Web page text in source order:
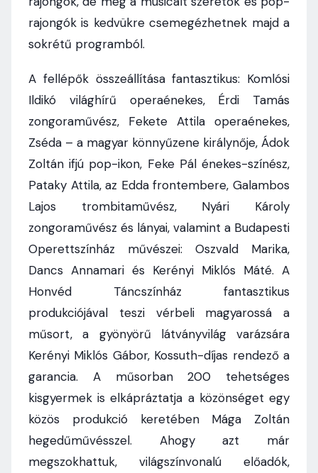
rajongók is kedvükre csemegézhetnek majd a
sokrétű programból.
A fellépők összeállítása fantasztikus: Komlósi
Ildikó világhírű operaénekes, Érdi Tamás
zongoraművész, Fekete Attila operaénekes,
Zséda – a magyar könnyűzene királynője, Ádok
Zoltán ifjú pop-ikon, Feke Pál énekes-színész,
Pataky Attila, az Edda frontembere, Galambos
Lajos trombitaművész, Nyári Károly
zongoraművész és lányai, valamint a Budapesti
Operettszínház művészei: Oszvald Marika,
Dancs Annamari és Kerényi Miklós Máté. A
Honvéd Táncszínház fantasztikus
produkciójával teszi vérbeli magyarossá a
műsort, a gyönyörű látványvilág varázsára
Kerényi Miklós Gábor, Kossuth-díjas rendező a
garancia. A műsorban 200 tehetséges
kisgyermek is elkápráztatja a közönséget egy
közös produkció keretében Mága Zoltán
hegedűművésszel. Ahogy azt már
megszokhattuk, világszínvonalú előadók,